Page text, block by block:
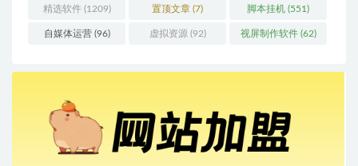
精选软件(1209) 置顶文章 (7) 脚本挂机 (551)
自媒体运营(96) 虚拟资源 (92) 视屏制作软件(62)